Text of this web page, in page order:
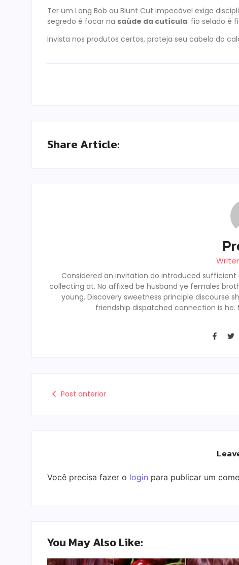
Ter um Long Bob ou Blunt Cut impecável exige
segredo é focar na saúde da cutícula: fio selado é
Invista nos produtos certos, proteja seu cabelo do
Share Article:
Considered an invitation do introduced
collecting at. No affixed be husband ye females
young. Discovery sweetness principle discourse
friendship dispatched connection is he.
Post anterior
Você precisa fazer o login para publicar um
You May Also Like: